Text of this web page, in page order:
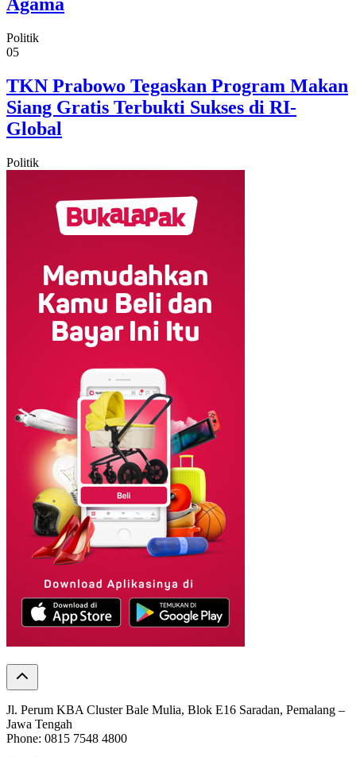
Politik
05
TKN Prabowo Tegaskan Program Makan
Siang Gratis Terbukti Sukses di RI-
Global
Politik
Jl. Perum KBA Cluster Bale Mulia, Blok E16 Saradan, Pemalang –
Jawa Tengah
Phone: 0815 7548 4800